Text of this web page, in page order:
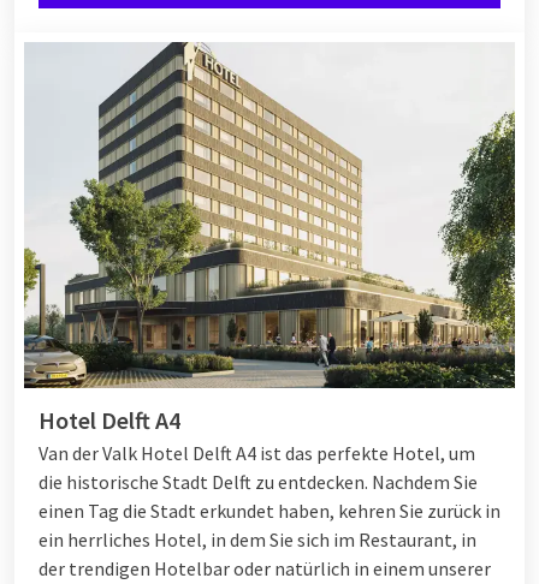
Hotel Delft A4
Van der Valk Hotel Delft A4 ist das perfekte Hotel, um
die historische Stadt Delft zu entdecken. Nachdem Sie
einen Tag die Stadt erkundet haben, kehren Sie zurück in
ein herrliches Hotel, in dem Sie sich im Restaurant, in
der trendigen Hotelbar oder natürlich in einem unserer